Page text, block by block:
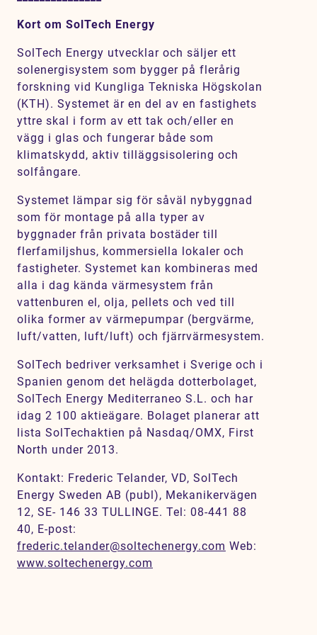
Kort om SolTech Energy
SolTech Energy utvecklar och säljer ett
solenergisystem som bygger på flerårig
forskning vid Kungliga Tekniska Högskolan
(KTH). Systemet är en del av en fastighets
yttre skal i form av ett tak och/eller en
vägg i glas och fungerar både som
klimatskydd, aktiv tilläggsisolering och
solfångare.
Systemet lämpar sig för såväl nybyggnad
som för montage på alla typer av
byggnader från privata bostäder till
flerfamiljshus, kommersiella lokaler och
fastigheter. Systemet kan kombineras med
alla i dag kända värmesystem från
vattenburen el, olja, pellets och ved till
olika former av värmepumpar (bergvärme,
luft/vatten, luft/luft) och fjärrvärmesystem.
SolTech bedriver verksamhet i Sverige och i
Spanien genom det helägda dotterbolaget,
SolTech Energy Mediterraneo S.L. och har
idag 2 100 aktieägare. Bolaget planerar att
lista SolTechaktien på Nasdaq/OMX, First
North under 2013.
Kontakt: Frederic Telander, VD, SolTech
Energy Sweden AB (publ), Mekanikervägen
12, SE- 146 33 TULLINGE. Tel: 08-441 88
40, E-post:
frederic.telander@soltechenergy.com Web:
www.soltechenergy.com